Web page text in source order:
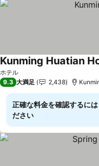
ホテル
Kunming Huatian
9.3 大満足 2,438
正確な料金を確認するに
ださい